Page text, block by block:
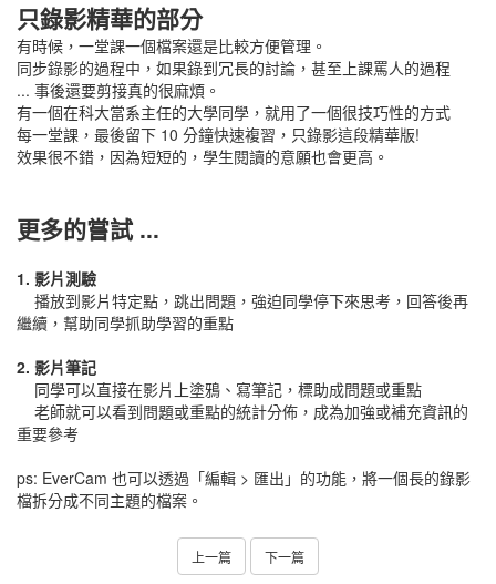
只錄影精華的部分
有時候，一堂課一個檔案還是比較方便管理。
同步錄影的過程中，如果錄到冗長的討論，甚至上課罵人的過程
... 事後還要剪接真的很麻煩。
有一個在科大當系主任的大學同學，就用了一個很技巧性的方式
每一堂課，最後留下 10 分鐘快速複習，只錄影這段精華版!
效果很不錯，因為短短的，學生閱讀的意願也會更高。
更多的嘗試 ...
1. 影片測驗
播放到影片特定點，跳出問題，強迫同學停下來思考，回答後再
繼續，幫助同學抓助學習的重點
2. 影片筆記
同學可以直接在影片上塗鴉、寫筆記，標助成問題或重點
老師就可以看到問題或重點的統計分佈，成為加強或補充資訊的
重要參考
ps: EverCam 也可以透過「編輯 > 匯出」的功能，將一個長的錄影
檔拆分成不同主題的檔案。
上一篇 下一篇